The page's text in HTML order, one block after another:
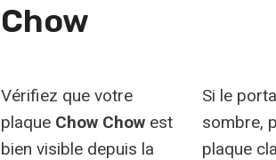
Chow
Vérifiez que votre
plaque Chow Chow est
bien visible depuis la
Si le
sombre,
plaque